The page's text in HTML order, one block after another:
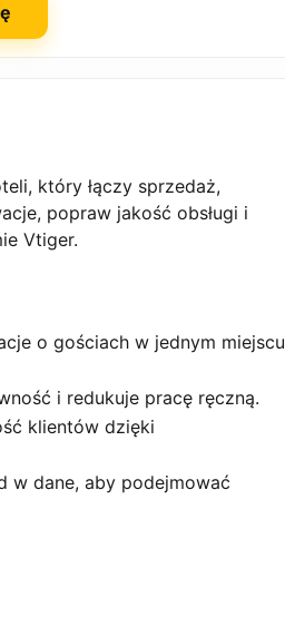
który łączy sprzedaż,
popraw jakość obsługi i
Vtiger.
o gościach w jednym miejscu
i redukuje pracę ręczną.
klientów dzięki
w dane, aby podejmować